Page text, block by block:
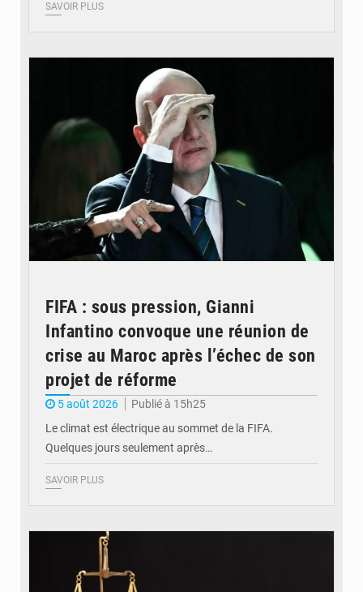
SAVOIR PLUS
FIFA : sous pression, Gianni
Infantino convoque une réunion de
crise au Maroc après l’échec de son
projet de réforme
5 août 2026
Publié à 15h25
Le climat est électrique au sommet de la FIFA.
Quelques jours seulement après…
SAVOIR PLUS